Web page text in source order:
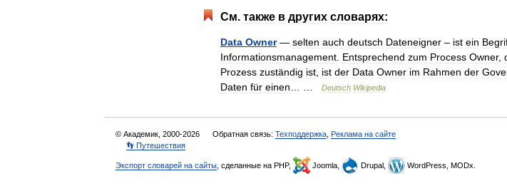
См. также в других словарях:
Data Owner— selten auch deutsch Dateneigner – ist ein
Informationsmanagement Entsprechend zum Process Owner,
Prozess zuständig ist ist der Data Owner im Rahmen der
Daten für einen Deutsch Wikipedia
© Академик, 2000-2026 Обратная связь: Техподдержка Реклама на сайте
👣 Путешествия
Экспорт словарей на сайты , сделанные на PHP, Joomla, Drupal, WordPress, MODx.